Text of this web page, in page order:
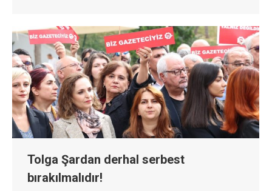
Tolga Şardan derhal serbest
bırakılmalıdır!